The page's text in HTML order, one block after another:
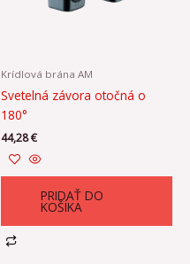
Krídlová brána AM
Svetelná závora otočná o
180°
44,28€
PRIDAŤ DO
KOŠÍKA